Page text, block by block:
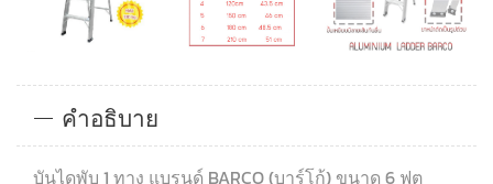
คำอธิบาย
บันไดพับ 1 ทาง แบรนด์ BARCO (บาร์โก้) ขนาด 6 ฟุต